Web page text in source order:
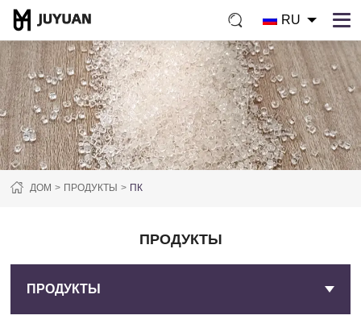
RU
ДОМ ПРОДУКТЫ ПК
ПРОДУКТЫ
ПРОДУКТЫ